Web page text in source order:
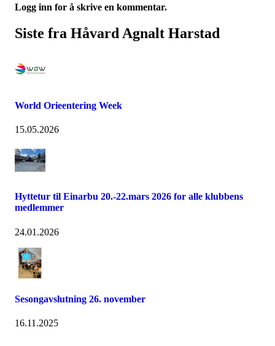
Logg inn for å skrive en kommentar.
Siste fra Håvard Agnalt Harstad
World Orieentering Week
15.05.2026
Hyttetur til Einarbu 20.-22.mars 2026 for alle klubbens
medlemmer
24.01.2026
Sesongavslutning 26. november
16.11.2025